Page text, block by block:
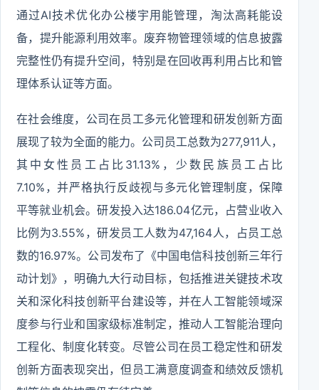
通过AI技术优化办公楼宇用能管理，淘汰高耗能设
备，提升能源利用效率。废弃物管理领域的信息披露
完整性仍有提升空间，特别是在回收再利用占比和管
理体系认证等方面。
在社会维度，公司在员工多元化管理和研发创新方面
展现了较为全面的能力。公司员工总数为277,911人，
其中女性员工占比31.13%，少数民族员工占比
7.10%，并严格执行反歧视与多元化管理制度，保障
平等就业机会。研发投入达186.04亿元，占营业收入
比例为3.55%，研发员工人数为47,164人，占员工总
数的16.97%。公司发布了《中国电信科技创新三年行
动计划》，明确九大行动目标，包括推进关键技术攻
关和深化科技创新平台建设等，并在人工智能领域深
度参与行业和国家级标准制定，推动人工智能治理向
工程化、制度化转变。尽管公司在员工稳定性和研发
创新方面表现突出，但员工满意度调查和绩效反馈机